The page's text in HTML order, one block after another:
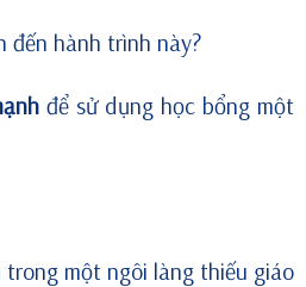
đến hành trình này?
để sử dụng học bổng một
trong một ngôi làng thiếu giáo